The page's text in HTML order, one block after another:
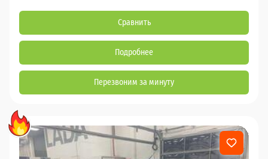
Сравнить
Подробнее
Перезвоним за минуту